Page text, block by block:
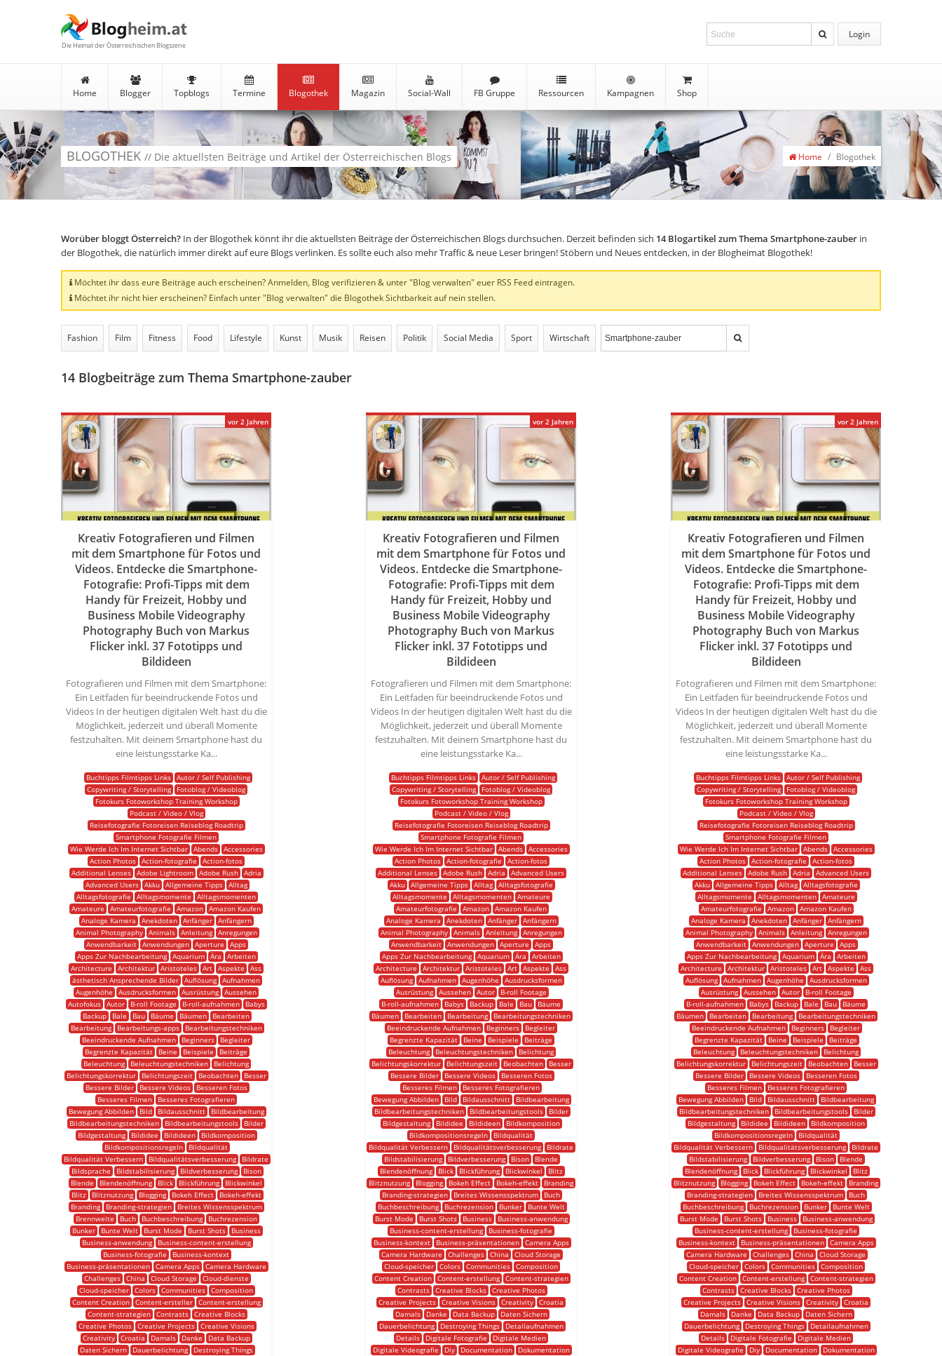
Die Heimat der Österreichischen Blogszene
Login
Home Blogger Topblogs Termine Blogothek Magazin Social-Wall FB Gruppe Ressourcen Kampagnen Shop
BLOGOTHEK // Die aktuellsten Beiträge und Artikel der Österreichischen Blogs Home / Blogothek
Worüber bloggt Österreich? In der Blogothek könnt ihr die aktuellsten Beiträge der Österreichischen Blogs durchsuchen. Derzeit befinden sich 14Blogartikel zum Thema Smartphone-zauber in
der Blogothek, die natürlich immer direkt auf eure Blogs verlinken. Es sollte euch also mehr Traffic & neue Leser bringen! Stöbern und Neues entdecken, in der Blogheimat Blogothek!
Möchtet ihr dass eure Beiträge auch erscheinen? Anmelden, Blog verifizieren & unter "Blog verwalten" euer RSS Feed eintragen.
Möchtet ihr nicht hier erscheinen? Einfach unter "Blog verwalten" die Blogothek Sichtbarkeit auf nein stellen.
Fashion Film Fitness Food Lifestyle Kunst Musik Reisen Politik Social Media Sport Wirtschaft
14 Blogbeiträge zum Thema Smartphone-zauber
Kreativ Fotografieren und Filmen
mit dem Smartphone für Fotos und
Videos. Entdecke die Smartphone-
Fotografie: Profi-Tipps mit dem
Handy für Freizeit, Hobby und
Business Mobile Videography
Photography Buch von Markus
Flicker inkl. 37 Fototipps und
Bildideen
Fotografieren und Filmen mit dem Smartphone:
Ein Leitfaden für beeindruckende Fotos und
Videos In der heutigen digitalen Welt hast du die
Möglichkeit, jederzeit und überall Momente
festzuhalten. Mit deinem Smartphone hast du
eine leistungsstarke Ka...
Buchtipps Filmtipps Links
Autor / Self Publishing
Copywriting / Storytelling
Fotoblog / Videoblog
Fotokurs Fotoworkshop Training Workshop
Podcast / Video / Vlog
Reisefotografie Fotoreisen Reiseblog Roadtrip
Smartphone Fotografie Filmen
Wie Werde Ich Im Internet Sichtbar
Abends
Accessories
Action Photos Action-fotografie
Action-fotos
Additional Lenses
Adobe Lightroom Adobe Rush
Adria
Advanced Users
Akku Allgemeine Tipps
Alltag
Alltagsfotografie
Alltagsmomente
Alltagsmomenten
Amateure
Amateurfotografie Amazon Amazon Kaufen
Analoge Kamera
Anekdoten Anfänger
Anfängern
Animal Photography
Animals Anleitung
Anregungen
Anwendbarkeit Anwendungen Aperture
Apps
Apps Zur Nachbearbeitung
Aquarium Ära
Arbeiten
Architecture
Architektur Aristoteles Art Aspekte
Ass
ästhetisch Ansprechende Bilder Auflösung Aufnahmen
Augenhöhe
Ausdrucksformen Ausrüstung Aussehen
Autofokus
Autor B-roll Footage B-roll-aufnahmen
Babys
Backup
Bale Bau Bäume Bäumen
Bearbeiten
Bearbeitung
Bearbeitungs-apps
Bearbeitungstechniken
Beeindruckende Aufnahmen
Beginners
Begleiter
Begrenzte Kapazität
Beine Beispiele
Beiträge
Beleuchtung
Beleuchtungstechniken
Belichtung
Belichtungskorrektur
Belichtungszeit Beobachten
Besser
Bessere Bilder
Bessere Videos
Besseren Fotos
Besseres Filmen
Besseres Fotografieren
Bewegung Abbilden
Bild Bildausschnitt
Bildbearbeitung
Bildbearbeitungstechniken
Bildbearbeitungstools
Bilder
Bildgestaltung
Bildidee Bildideen
Bildkomposition
Bildkompositionsregeln
Bildqualität
Bildqualität Verbessern
Bildqualitätsverbesserung
Bildrate
Bildsprache
Bildstabilisierung Bildverbesserung
Bison
Blende
Blendenöffnung Blick Blickführung
Blickwinkel
Blitz
Blitznutzung Blogging Bokeh Effect
Bokeh-effekt
Branding
Branding-strategien
Breites Wissensspektrum
Brennweite
Buch Buchbeschreibung
Buchrezension
Bunker
Bunte Welt Burst Mode Burst Shots
Business
Business-anwendung
Business-content-erstellung
Business-fotografie
Business-kontext
Business-präsentationen
Camera Apps
Camera Hardware
Challenges
China Cloud Storage
Cloud-dienste
Cloud-speicher Colors Communities Composition
Content Creation
Content-ersteller
Content-erstellung
Content-strategien
Contrasts
Creative Blocks
Creative Photos
Creative Projects
Creative Visions
Creativity
Croatia Damals Danke
Data Backup
Daten Sichern
Dauerbelichtung
Destroying Things
vor 2 Jahren
Kreativ Fotografieren und Filmen
mit dem Smartphone für Fotos und
Videos. Entdecke die Smartphone-
Fotografie: Profi-Tipps mit dem
Handy für Freizeit, Hobby und
Business Mobile Videography
Photography Buch von Markus
Flicker inkl. 37 Fototipps und
Bildideen
Fotografieren und Filmen mit dem Smartphone:
Ein Leitfaden für beeindruckende Fotos und
Videos In der heutigen digitalen Welt hast du die
Möglichkeit, jederzeit und überall Momente
festzuhalten. Mit deinem Smartphone hast du
eine leistungsstarke Ka...
Buchtipps Filmtipps Links
Autor / Self Publishing
Copywriting / Storytelling
Fotoblog / Videoblog
Fotokurs Fotoworkshop Training Workshop
Podcast / Video / Vlog
Reisefotografie Fotoreisen Reiseblog Roadtrip
Smartphone Fotografie Filmen
Wie Werde Ich Im Internet Sichtbar
Abends
Accessories
Action Photos Action-fotografie
Action-fotos
Additional Lenses Adobe Rush Adria
Advanced Users
Akku
Allgemeine Tipps Alltag
Alltagsfotografie
Alltagsmomente
Alltagsmomenten
Amateure
Amateurfotografie
Amazon
Amazon Kaufen
Analoge Kamera
Anekdoten Anfänger
Anfängern
Animal Photography
Animals Anleitung
Anregungen
Anwendbarkeit Anwendungen Aperture
Apps
Apps Zur Nachbearbeitung
Aquarium Ära
Arbeiten
Architecture
Architektur Aristoteles Art Aspekte
Ass
Auflösung
Aufnahmen Augenhöhe
Ausdrucksformen
Ausrüstung
Aussehen Autor
B-roll Footage
B-roll-aufnahmen
Babys Backup Bale Bau
Bäume
Bäumen
Bearbeiten Bearbeitung
Bearbeitungstechniken
Beeindruckende Aufnahmen
Beginners
Begleiter
Begrenzte Kapazität
Beine Beispiele
Beiträge
Beleuchtung
Beleuchtungstechniken
Belichtung
Belichtungskorrektur
Belichtungszeit Beobachten
Besser
Bessere Bilder
Bessere Videos
Besseren Fotos
Besseres Filmen
Besseres Fotografieren
Bewegung Abbilden
Bild Bildausschnitt
Bildbearbeitung
Bildbearbeitungstechniken
Bildbearbeitungstools
Bilder
Bildgestaltung
Bildidee Bildideen
Bildkomposition
Bildkompositionsregeln
Bildqualität
Bildqualität Verbessern
Bildqualitätsverbesserung
Bildrate
Bildstabilisierung
Bildverbesserung Bison
Blende
Blendenöffnung
Blick Blickführung Blickwinkel
Blitz
Blitznutzung
Blogging Bokeh Effect Bokeh-effekt
Branding
Branding-strategien
Breites Wissensspektrum
Buch
Buchbeschreibung
Buchrezension Bunker
Bunte Welt
Burst Mode
Burst Shots Business
Business-anwendung
Business-content-erstellung
Business-fotografie
Business-kontext
Business-präsentationen
Camera Apps
Camera Hardware
Challenges China
Cloud Storage
Cloud-speicher Colors Communities Composition
Content Creation
Content-erstellung
Content-strategien
Contrasts
Creative Blocks
Creative Photos
Creative Projects Creative Visions Creativity Croatia
Damals
Danke Data Backup
Daten Sichern
Dauerbelichtung
Destroying Things
Detailaufnahmen
Details
Digitale Fotografie
Digitale Medien
Digitale Videografie
Diy Documentation
Dokumentation
vor 2 Jahren
Kreativ Fotografieren und Filmen
mit dem Smartphone für Fotos und
Videos. Entdecke die Smartphone-
Fotografie: Profi-Tipps mit dem
Handy für Freizeit, Hobby und
Business Mobile Videography
Photography Buch von Markus
Flicker inkl. 37 Fototipps und
Bildideen
Fotografieren und Filmen mit dem Smartphone:
Ein Leitfaden für beeindruckende Fotos und
Videos In der heutigen digitalen Welt hast du die
Möglichkeit, jederzeit und überall Momente
festzuhalten. Mit deinem Smartphone hast du
eine leistungsstarke Ka...
Buchtipps Filmtipps Links
Autor / Self Publishing
Copywriting / Storytelling
Fotoblog / Videoblog
Fotokurs Fotoworkshop Training Workshop
Podcast / Video / Vlog
Reisefotografie Fotoreisen Reiseblog Roadtrip
Smartphone Fotografie Filmen
Wie Werde Ich Im Internet Sichtbar
Abends
Accessories
Action Photos Action-fotografie
Action-fotos
Additional Lenses Adobe Rush Adria
Advanced Users
Akku
Allgemeine Tipps Alltag
Alltagsfotografie
Alltagsmomente
Alltagsmomenten
Amateure
Amateurfotografie
Amazon
Amazon Kaufen
Analoge Kamera
Anekdoten Anfänger
Anfängern
Animal Photography
Animals Anleitung
Anregungen
Anwendbarkeit Anwendungen Aperture
Apps
Apps Zur Nachbearbeitung
Aquarium Ära
Arbeiten
Architecture
Architektur Aristoteles Art Aspekte
Ass
Auflösung
Aufnahmen Augenhöhe
Ausdrucksformen
Ausrüstung
Aussehen Autor
B-roll Footage
B-roll-aufnahmen
Babys Backup Bale Bau
Bäume
Bäumen
Bearbeiten Bearbeitung
Bearbeitungstechniken
Beeindruckende Aufnahmen
Beginners
Begleiter
Begrenzte Kapazität
Beine Beispiele
Beiträge
Beleuchtung
Beleuchtungstechniken
Belichtung
Belichtungskorrektur
Belichtungszeit Beobachten
Besser
Bessere Bilder
Bessere Videos
Besseren Fotos
Besseres Filmen
Besseres Fotografieren
Bewegung Abbilden
Bild Bildausschnitt
Bildbearbeitung
Bildbearbeitungstechniken
Bildbearbeitungstools
Bilder
Bildgestaltung
Bildidee Bildideen
Bildkomposition
Bildkompositionsregeln
Bildqualität
Bildqualität Verbessern
Bildqualitätsverbesserung
Bildrate
Bildstabilisierung
Bildverbesserung Bison
Blende
Blendenöffnung
Blick Blickführung Blickwinkel
Blitz
Blitznutzung
Blogging Bokeh Effect Bokeh-effekt
Branding
Branding-strategien
Breites Wissensspektrum
Buch
Buchbeschreibung
Buchrezension Bunker
Bunte Welt
Burst Mode
Burst Shots Business
Business-anwendung
Business-content-erstellung
Business-fotografie
Business-kontext
Business-präsentationen
Camera Apps
Camera Hardware
Challenges China
Cloud Storage
Cloud-speicher Colors Communities Composition
Content Creation
Content-erstellung
Content-strategien
Contrasts
Creative Blocks
Creative Photos
Creative Projects Creative Visions Creativity Croatia
Damals
Danke Data Backup
Daten Sichern
Dauerbelichtung
Destroying Things
Detailaufnahmen
Details
Digitale Fotografie
Digitale Medien
Digitale Videografie
Diy Documentation
Dokumentation
vor 2 Jahren